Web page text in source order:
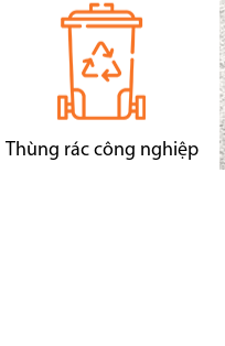
Thùng rác công nghiệp